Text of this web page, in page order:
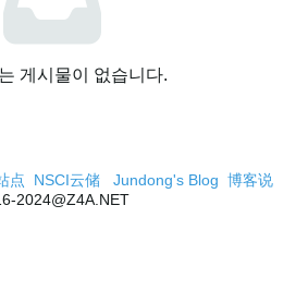
게시물이 없습니다.
点 NSCI云储 Jundong's Blog 博客说
2024@Z4A.NET